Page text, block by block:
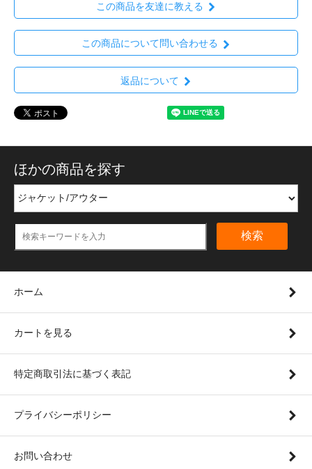
この商品を友達に教える
この商品について問い合わせる
返品について
ほかの商品を探す
検索
ホーム
カートを見る
特定商取引法に基づく表記
プライバシーポリシー
お問い合わせ